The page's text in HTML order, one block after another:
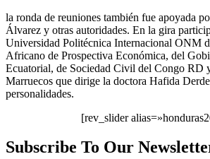
la ronda de reuniones también fue apoyada
Álvarez y otras autoridades. En la gira
Universidad Politécnica Internacional ONM
Africano de Prospectiva Económica, del
Ecuatorial, de Sociedad Civil del Congo RD
Marruecos que dirige la doctora Hafida
personalidades.
[rev_slider
Subscribe To Our